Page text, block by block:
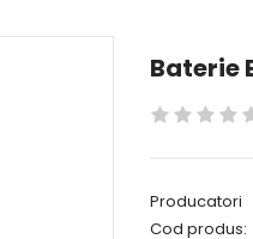
Baterie
Producatori
Cod produs: